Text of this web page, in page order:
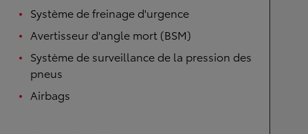
Système de freinage d'urgence
Avertisseur d'angle mort (BSM)
Système de surveillance de la pression des
pneus
Airbags